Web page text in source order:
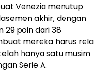
Venezia menutup
akhir, dengan
29 poin dari 38
mereka harus rela
hanya satu musim
Serie A.